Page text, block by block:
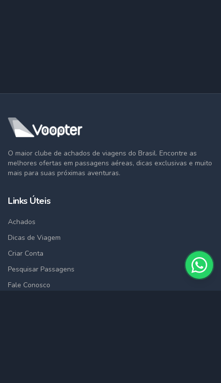
O maior clube de achados de viagens do Brasil. Encontre as
melhores ofertas em passagens aéreas, dicas exclusivas e muito
mais para suas próximas aventuras.
Links Úteis
Achados
Dicas de Viagem
Criar Conta
Pesquisar Passagens
Fale Conosco